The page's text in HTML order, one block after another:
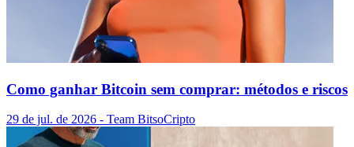
Como ganhar Bitcoin sem comprar: métodos e riscos
29 de jul. de 2026 - Team BitsoCripto